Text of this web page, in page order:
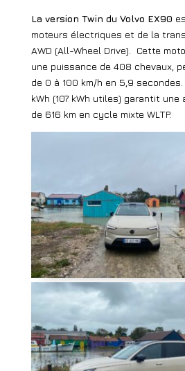
La version Twin du Volvo EX90
moteurs électriques et de la
AWD (All-Wheel Drive).
Cette
une puissance de 408 chevaux,
de 0 à 100 km/h en 5,9 secondes.
kWh (107 kWh utiles) garantit une
de 616 km en cycle mixte WLTP.